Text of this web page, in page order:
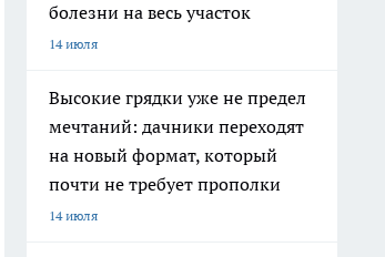
болезни на весь участок
14 июля
Высокие грядки уже не предел
мечтаний: дачники переходят
на новый формат, который
почти не требует прополки
14 июля